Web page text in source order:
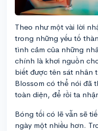
Theo như một vài lời
trong những yếu tố
tình cảm của những
chính là khơi nguồn
biết được tên sát nhân
Blossom có thể nói đã
toàn diện, để rồi ta
Bóng tối có lẽ vẫn sẽ
ngày một nhiều hơn.